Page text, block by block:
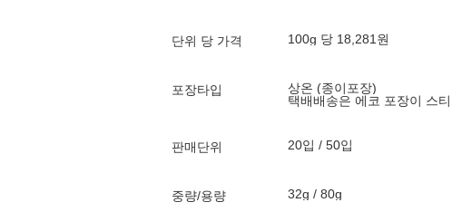
단위 당 가격 100g 당 18,281원
포장타입
상온 (종이포장)
택배배송은 에코 포장이 스
판매단위 20입 / 50입
중량/용량 32g / 80g